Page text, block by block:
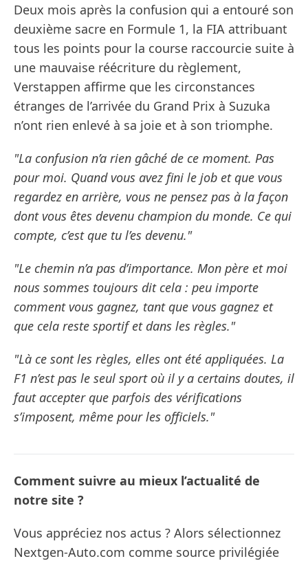
Deux mois après la confusion qui a entouré son
deuxième sacre en Formule 1, la FIA attribuant
tous les points pour la course raccourcie suite à
une mauvaise réécriture du règlement,
Verstappen affirme que les circonstances
étranges de l’arrivée du Grand Prix à Suzuka
n’ont rien enlevé à sa joie et à son triomphe.
"La confusion n’a rien gâché de ce moment. Pas
pour moi. Quand vous avez fini le job et que vous
regardez en arrière, vous ne pensez pas à la façon
dont vous êtes devenu champion du monde. Ce qui
compte, c’est que tu l’es devenu."
"Le chemin n’a pas d’importance. Mon père et moi
nous sommes toujours dit cela : peu importe
comment vous gagnez, tant que vous gagnez et
que cela reste sportif et dans les règles."
"Là ce sont les règles, elles ont été appliquées. La
F1 n’est pas le seul sport où il y a certains doutes, il
faut accepter que parfois des vérifications
s’imposent, même pour les officiels."
Comment suivre au mieux l’actualité de
notre site ?
Vous appréciez nos actus ? Alors sélectionnez
Nextgen-Auto.com comme source privilégiée